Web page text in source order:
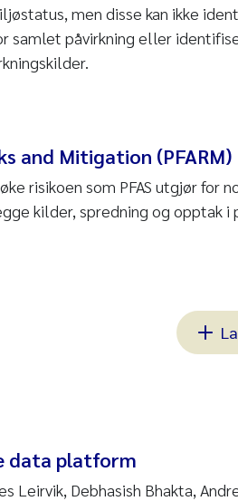
men disse kan ikke
samlet påvirkning eller
and Mitigation (PFARM)
risikoen som PFAS utgjør for
kilder, spredning og opptak i
data platform
Leirvik, Debhasish Bhakta,